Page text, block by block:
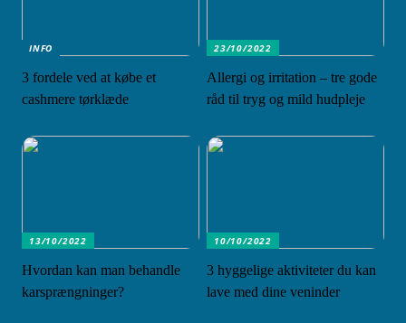
INFO
3 fordele ved at købe et
cashmere tørklæde
23/10/2022
Allergi og irritation – tre gode
råd til tryg og mild hudpleje
13/10/2022
Hvordan kan man behandle
karsprængninger?
10/10/2022
3 hyggelige aktiviteter du kan
lave med dine veninder